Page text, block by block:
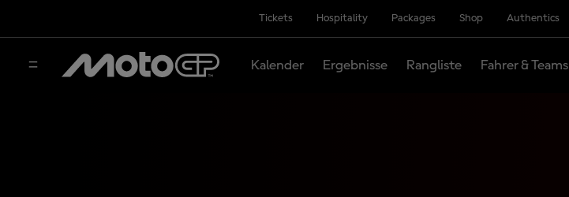
Tickets Hospitality Packages Shop Authentics
Kalender Ergebnisse Rangliste Fahrer & Teams